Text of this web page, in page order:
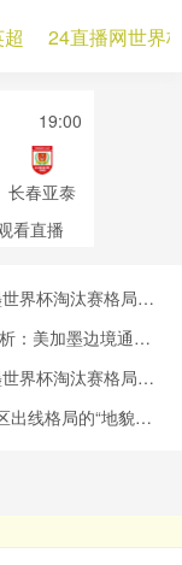
24直播网世界
19:00
长春亚泰
看直播
界杯淘汰赛格局再
：美加墨边境通关
界杯淘汰赛格局再
出线格局的“地貌暗